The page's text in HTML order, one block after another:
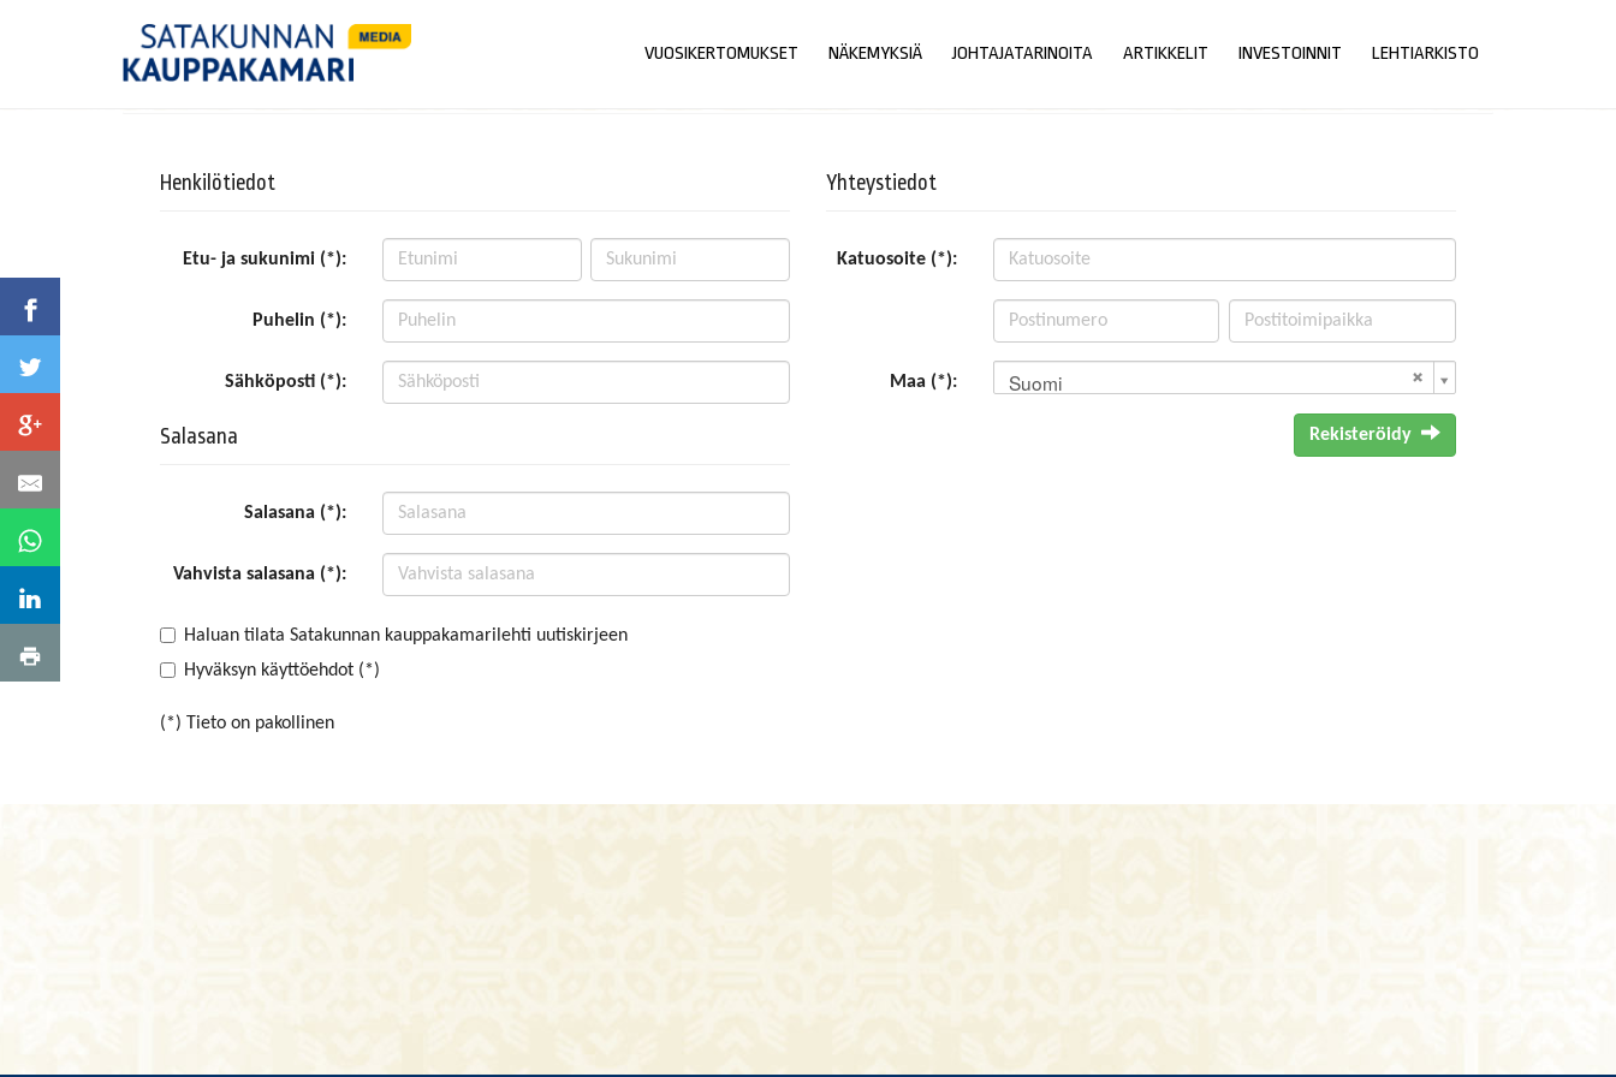
VUOSIKERTOMUKSET NÄKEMYKSIÄ JOHTAJATARINOITA ARTIKKELIT INVESTOINNIT LEHTIARKISTO
Henkilötiedot
Etu- ja sukunimi (*):
Puhelin (*):
Sähköposti (*):
Salasana
Salasana (*):
Vahvista salasana (*):
Yhteystiedot
Katuosoite (*):
Maa (*): Suomi
Rekisteröidy
Haluan tilata Satakunnan kauppakamarilehti uutiskirjeen
Hyväksyn käyttöehdot (*)
(*) Tieto on pakollinen